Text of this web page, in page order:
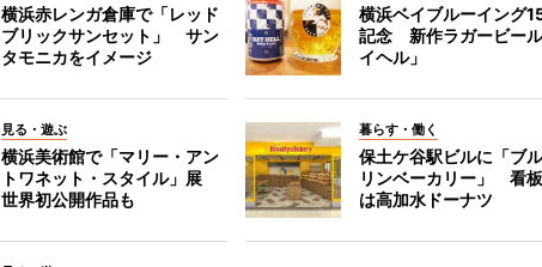
横浜赤レンガ倉庫で「レッド
ブリックサンセット」 サン
タモニカをイメージ
横浜ベイブルーイング
記念 新作ラガービー
イヘル」
見る・遊ぶ
横浜美術館で「マリー・アン
トワネット・スタイル」展
世界初公開作品も
暮らす・働く
保土ケ谷駅ビルに「ブ
リンベーカリー」 看
は高加水ドーナツ